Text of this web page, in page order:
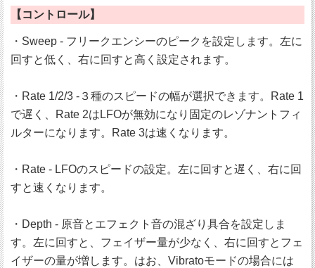
【コントロール】
・Sweep - フリークエンシーのピークを設定します。左に
回すと低く、右に回すと高く設定されます。
・Rate 1/2/3 -３種のスピードの幅が選択できます。Rate 1
で遅く、Rate 2はLFOが無効になり固定のレゾナントフィ
ルターになります。Rate 3は速くなります。
・Rate - LFOのスピードの設定。左に回すと遅く、右に回
すと速くなります。
・Depth - 原音とエフェクト音の混ざり具合を設定しま
す。左に回すと、フェイザー量が少なく、右に回すとフェ
イザーの量が増します。はお、Vibratoモードの場合には